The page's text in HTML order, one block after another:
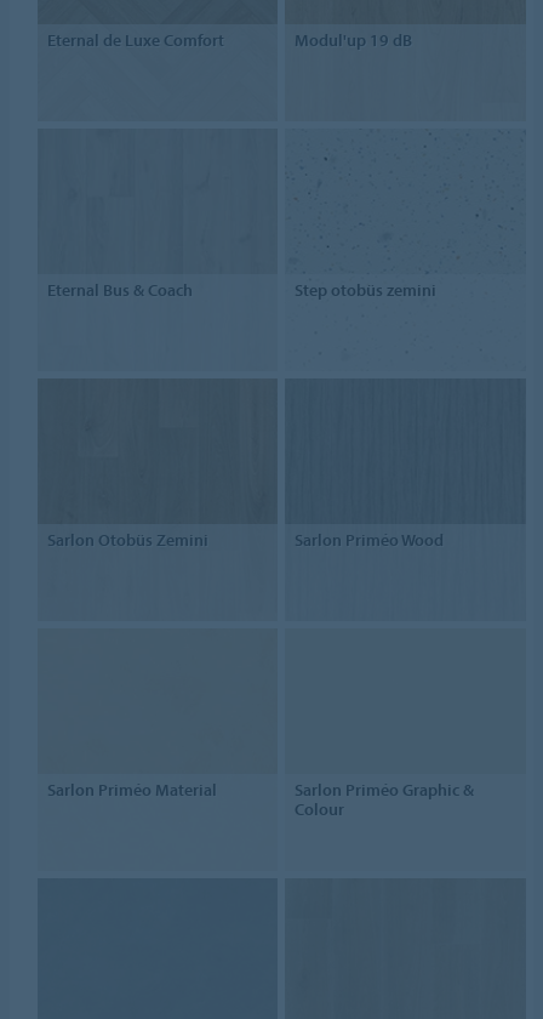
Eternal de Luxe Comfort Modul'up 19 dB
Eternal Bus & Coach Step otobüs zemini
Sarlon Otobüs Zemini Sarlon Priméo Wood
Sarlon Priméo Material
Sarlon Priméo Graphic &
Colour